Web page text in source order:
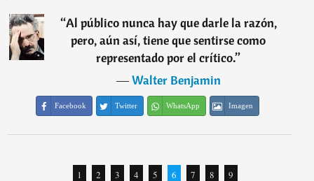
“Al público nunca hay que darle la razón,
pero, aún así, tiene que sentirse como
representado por el crítico.”
―Walter Benjamin
Facebook Twitter WhatsApp Imagen
1 2 3 4 5 6 7 8 9